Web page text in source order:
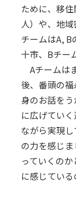
ために、移
人）や、地
チームはA, B
十市、Bチー
Aチームは
後、番頭の
身のお話を
に広げてい
ながら実現
の力を感じ
っていくの
に感じてい